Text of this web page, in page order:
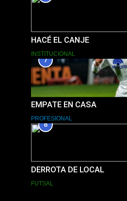
HACÉ EL CANJE
INSTITUCIONAL
7
EMPATE EN CASA
PROFESIONAL
8
DERROTA DE LOCAL
FUTSAL